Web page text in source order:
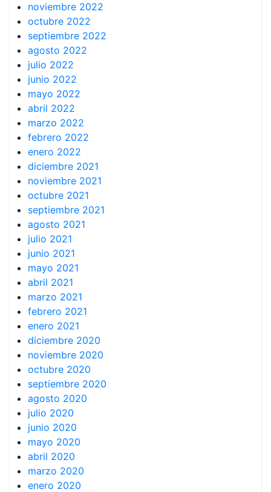
noviembre 2022
octubre 2022
septiembre 2022
agosto 2022
julio 2022
junio 2022
mayo 2022
abril 2022
marzo 2022
febrero 2022
enero 2022
diciembre 2021
noviembre 2021
octubre 2021
septiembre 2021
agosto 2021
julio 2021
junio 2021
mayo 2021
abril 2021
marzo 2021
febrero 2021
enero 2021
diciembre 2020
noviembre 2020
octubre 2020
septiembre 2020
agosto 2020
julio 2020
junio 2020
mayo 2020
abril 2020
marzo 2020
enero 2020